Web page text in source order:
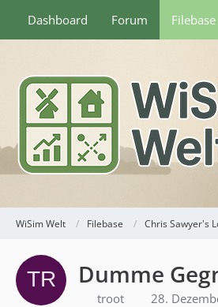
Dashboard Forum Filebase
WiSim Welt Filebase Chris Sawyer's
Dumme
troot 28.